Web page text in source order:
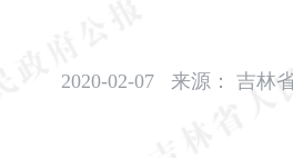
2020-02-07 来源： 吉林